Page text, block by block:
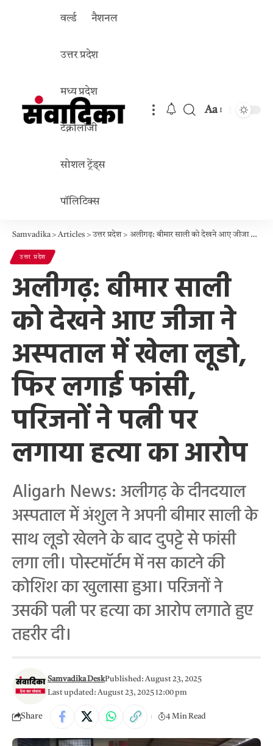
वर्ल्ड नैशनल
उत्तर प्रदेश
मध्य प्रदेश
टेक्नोलॉजी
सोशल ट्रेंड्स
पॉलिटिक्स
Aa
Samvadika>Articles >उत्तर प्रदेश> अलीगढ़: बीमार साली को देखने आए जीजा ने अस्पताल में खेला लूडो, फिर लगाई फांसी, परिजनों ने पत्नी पर लगाया हत्या का आरोप
उत्तर प्रदेश
अलीगढ़: बीमार साली
को देखने आए जीजा ने
अस्पताल में खेला लूडो,
फिर लगाई फांसी,
परिजनों ने पत्नी पर
लगाया हत्या का आरोप
Aligarh News: अलीगढ़ के दीनदयाल
अस्पताल में अंशुल ने अपनी बीमार साली के
साथ लूडो खेलने के बाद दुपट्टे से फांसी
लगा ली। पोस्टमॉर्टम में नस काटने की
कोशिश का खुलासा हुआ। परिजनों ने
उसकी पत्नी पर हत्या का आरोप लगाते हुए
तहरीर दी।
Last updated: August 23, 2025 12:00 pm
Samvadika DeskPublished: August 23, 2025
Share 4 Min Read